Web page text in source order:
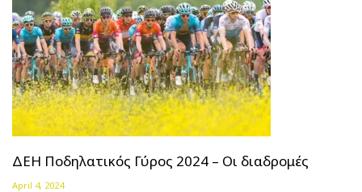
ΔΕΗ Ποδηλατικός Γύρος 2024 – Οι διαδρομές
April 4, 2024